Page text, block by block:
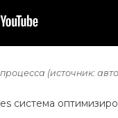
(источник:
система